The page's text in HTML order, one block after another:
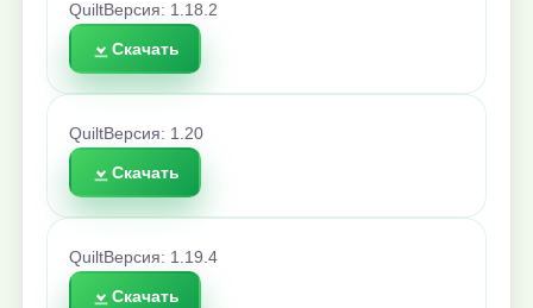
QuiltВерсия: 1.18.2
Скачать
QuiltВерсия: 1.20
Скачать
QuiltВерсия: 1.19.4
Скачать